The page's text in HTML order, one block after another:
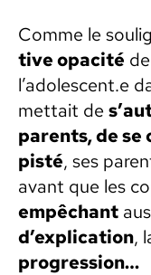
Comme le
tive opac­ité
l’adolescent.e
me­t­tait de
par­ents, de se
pisté, ses
avant que les
empêchant
d’explication,
pro­gres­sion…